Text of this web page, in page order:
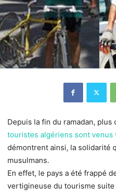
Depuis la fin du ramadan, plus
touristes algériens sont venus
démontrent ainsi, la solidarité
musulmans.
En effet, le pays a été frappé
vertigineuse du tourisme suite